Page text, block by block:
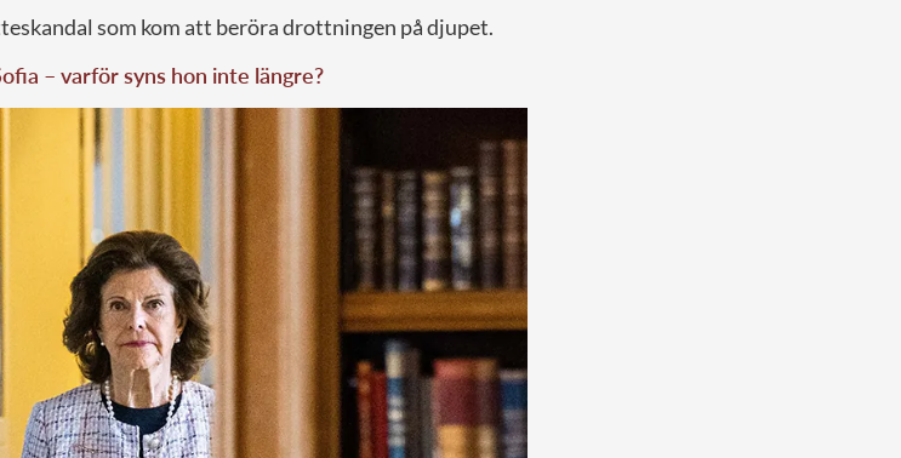
som kom att beröra drottningen på djupet.
– varför syns hon inte längre?